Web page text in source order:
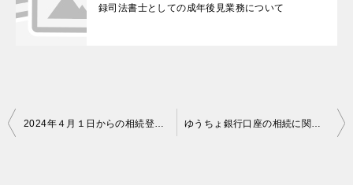
録司法書士としての成年後見業務について
投
2024年４月１日からの相続登記義務化による相続登記費用について ゆうちょ銀行口座の相続に関して